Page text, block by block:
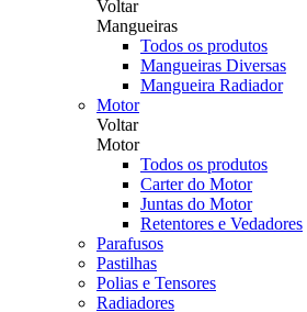
Voltar
Mangueiras
Todos os produtos
Mangueiras Diversas
Mangueira Radiador
Motor
Voltar
Motor
Todos os produtos
Carter do Motor
Juntas do Motor
Retentores e Vedadores
Parafusos
Pastilhas
Polias e Tensores
Radiadores